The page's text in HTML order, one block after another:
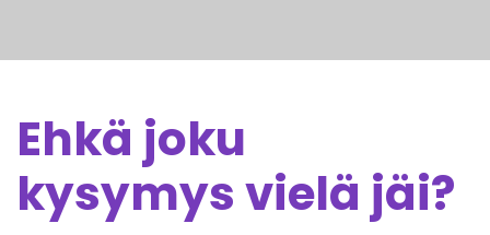
Ehkä joku
kysymys vielä jäi?